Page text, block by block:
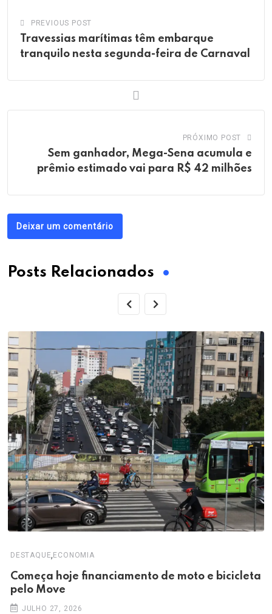
PREVIOUS POST
Travessias marítimas têm embarque
tranquilo nesta segunda-feira de Carnaval
PRÓXIMO POST
Sem ganhador, Mega-Sena acumula e
prêmio estimado vai para R$ 42 milhões
Deixar um comentário
Posts Relacionados
DESTAQUE, ECONOMIA
Começa hoje financiamento de moto e bicicleta
pelo Move
JULHO 27, 2026